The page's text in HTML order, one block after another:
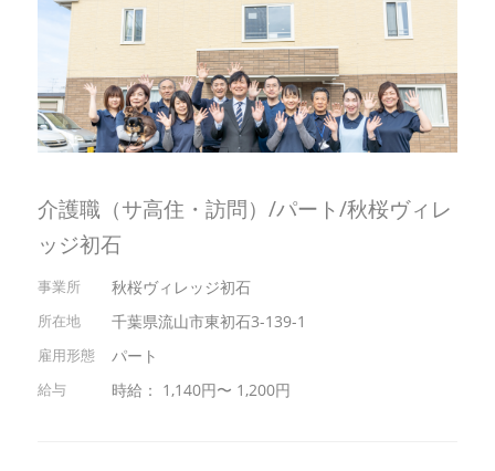
介護職（サ高住・訪問）/パート/秋桜ヴィレ
ッジ初石
秋桜ヴィレッジ初石
千葉県流山市東初石3-139-1
パート
時給： 1,140円〜 1,200円